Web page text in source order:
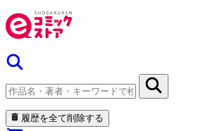
履歴を全て削除する